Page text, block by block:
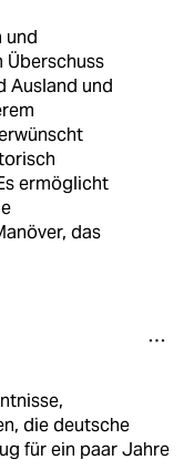
und
Überschuss
Ausland und
ermöglicht
das
die deutsche
für ein paar Jahre